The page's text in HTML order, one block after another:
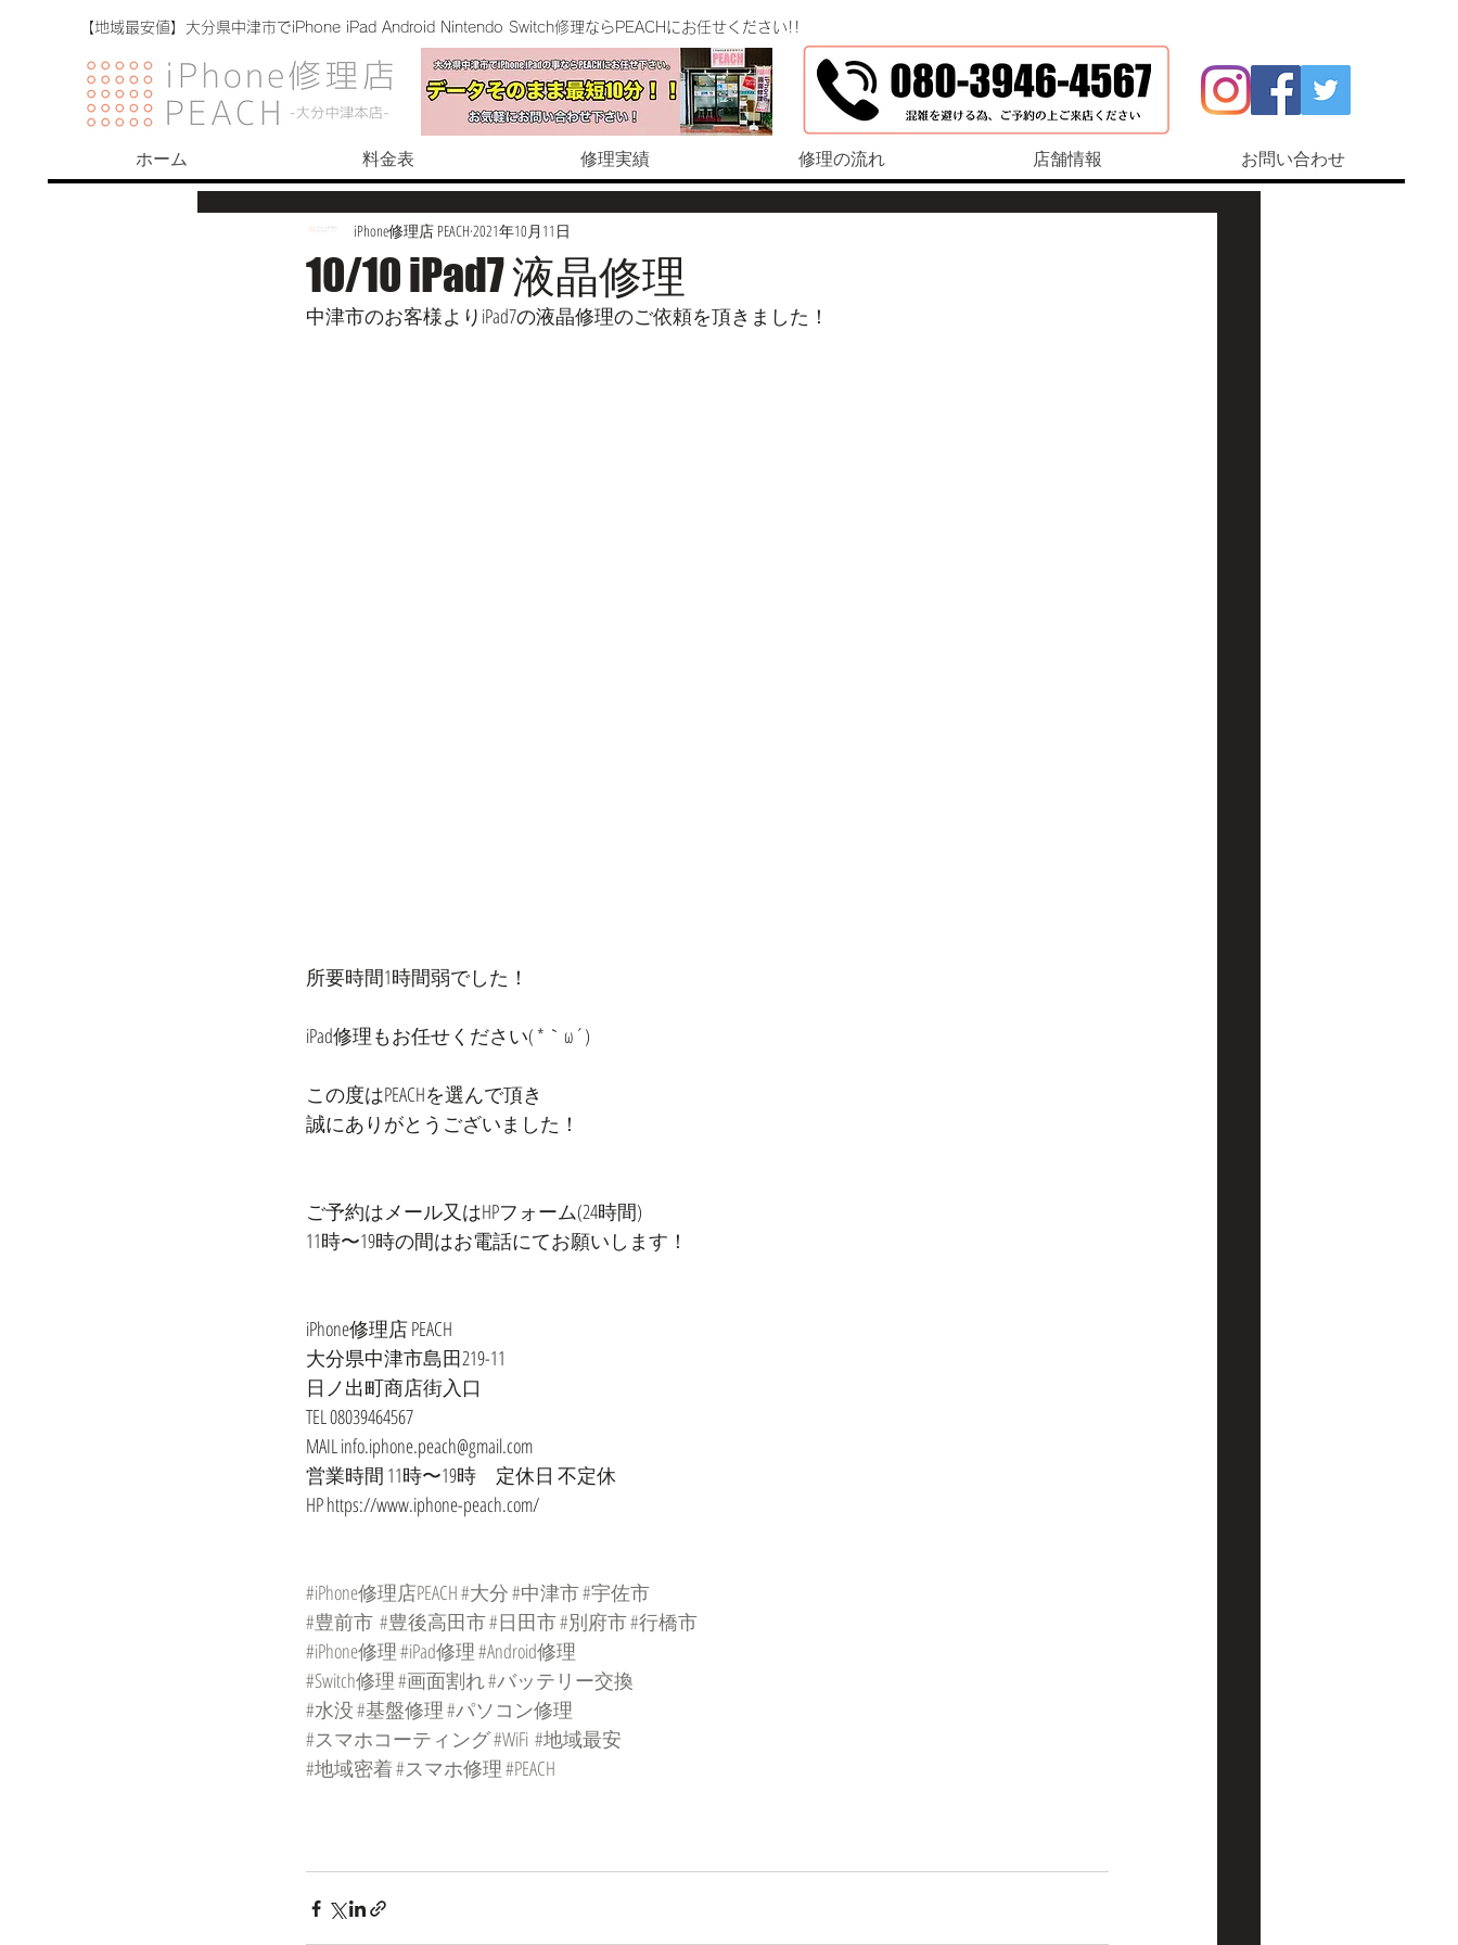
【地域最安値】大分県中津市でiPhone iPad Android Nintendo Switch修理ならPEACHにお任せください!!
ホーム 料金表 修理実績 修理の流れ 店舗情報 お問い合わせ
10/10 iPad7 液晶修理
iPhone修理店 PEACH 2021年10月11日
中津市のお客様よりiPad7の液晶修理のご依頼を頂きました！
所要時間1時間弱でした！
iPad修理もお任せください( *｀ω´)
この度はPEACHを選んで頂き
誠にありがとうございました！
ご予約はメール又はHPフォーム(24時間)
11時〜19時の間はお電話にてお願いします！
iPhone修理店 PEACH
大分県中津市島田219-11
日ノ出町商店街入口
TEL 08039464567
MAIL info.iphone.peach@gmail.com
営業時間 11時〜19時　定休日 不定休
HP https://www.iphone-peach.com/
#iPhone修理店PEACH#大分#中津市#宇佐市
#豊前市 #豊後高田市#日田市#別府市#行橋市
#iPhone修理#iPad修理#Android修理
#Switch修理#画面割れ#バッテリー交換
#水没#基盤修理#パソコン修理
#スマホコーティング#WiFi #地域最安
#地域密着#スマホ修理#PEACH